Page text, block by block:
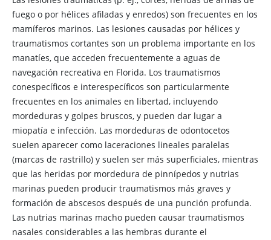
fuego o por hélices afiladas y enredos) son frecuentes en los
mamíferos marinos. Las lesiones causadas por hélices y
traumatismos cortantes son un problema importante en los
manatíes, que acceden frecuentemente a aguas de
navegación recreativa en Florida. Los traumatismos
conespecíficos e interespecíficos son particularmente
frecuentes en los animales en libertad, incluyendo
mordeduras y golpes bruscos, y pueden dar lugar a
miopatía e infección. Las mordeduras de odontocetos
suelen aparecer como laceraciones lineales paralelas
(marcas de rastrillo) y suelen ser más superficiales, mientras
que las heridas por mordedura de pinnípedos y nutrias
marinas pueden producir traumatismos más graves y
formación de abscesos después de una punción profunda.
Las nutrias marinas macho pueden causar traumatismos
nasales considerables a las hembras durante el